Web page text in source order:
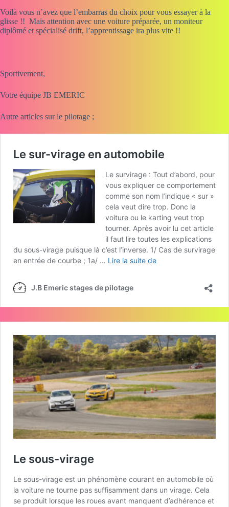
Voilà vous n’avez que l’embarras du choix pour vous essayer à la
glisse !! Mais attention avec une voiture préparée, un moniteur
diplômé et spécialisé drift, l’apprentissage ira plus vite !!
Sportivement,
Votre équipe JB EMERIC
Autre articles sur le pilotage ;